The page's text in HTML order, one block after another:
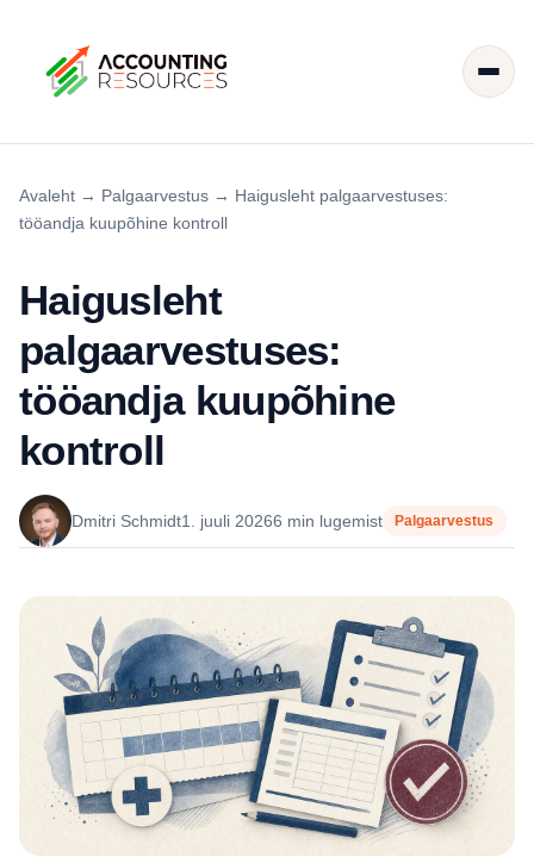
Avaleht → Palgaarvestus → Haigusleht palgaarvestuses:
tööandja kuupõhine kontroll
Haigusleht
palgaarvestuses:
tööandja kuupõhine
kontroll
Dmitri Schmidt1. juuli 20266 min lugemist Palgaarvestus